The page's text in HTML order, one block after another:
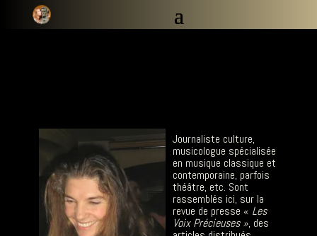
Journaliste culture,
musicologue spécialisée
en musique classique et
contemporaine, parfois
théâtre, etc. Sont
rassemblés ici, sur la
revue de presse « Les
Voix Précieuses », des